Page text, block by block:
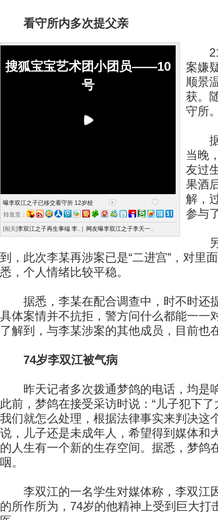
看守所内多次提父亲
搜狐宝宝艺术团小团员——10
号
曝李双江之子已移交看守所 12岁校
转发至：
[相关]李双江之子再生事端 李.. 网友曝李双江之子李天一..
21
案嫌
顺景
获。
守所
据
当晚
友过
果酒
解，
参与
另
到，此次李某再涉案已是“二进宫”，对里
悉，个人情绪比较平稳。
据悉，李某在配合调查中，时不时还
具体案情并不抗拒，警方问什么都能一一
了解到，与李某涉案的其他成员，目前也
74岁李双江被气病
昨天记者多次拨通梦鸽的电话，均是
此前，梦鸽在接受采访时说：“儿子犯下
我们就怎么处理，根据法律事实来判决这
说，儿子还是未成年人，希望得到媒体和
的人生有一个新的生存空间。据悉，梦鸽
咽。
李双江的一名学生对媒体称，李双江
的所作所为，74岁的他精神上受到巨大打